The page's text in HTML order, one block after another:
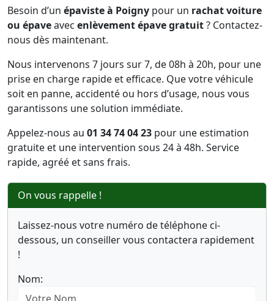
Besoin d’un épaviste à Poigny pour un rachat voiture
ou épaveavec enlèvement épave gratuit? Contactez-
nous dès maintenant.
Nous intervenons 7 jours sur 7, de 08h à 20h, pour une
prise en charge rapide et efficace. Que votre véhicule
soit en panne, accidenté ou hors d’usage, nous vous
garantissons une solution immédiate.
Appelez-nous au 01 34 74 04 23 pour une estimation
gratuite et une intervention sous 24 à 48h. Service
rapide, agréé et sans frais.
On vous rappelle !
Laissez-nous votre numéro de téléphone ci-
dessous, un conseiller vous contactera rapidement
!
Nom: